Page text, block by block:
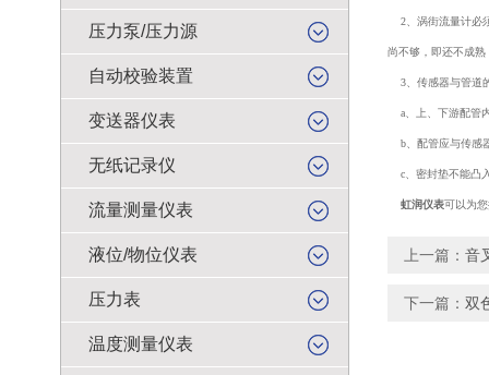
压力泵/压力源
自动校验装置
变送器仪表
无纸记录仪
流量测量仪表
液位/物位仪表
压力表
温度测量仪表
2、涡街流量计必
尚不够，即还不成
3、传感器与管道
a、上、下游配管
b、配管应与传感
c、密封垫不能凸
虹润仪表可以为
上一篇： 音
下一篇： 双